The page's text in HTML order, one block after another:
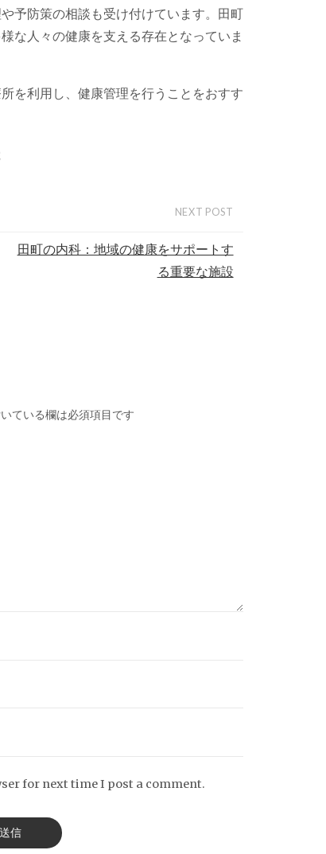
予防策の相談も受け付けています。田町
な人々の健康を支える存在となっていま
を利用し、健康管理を行うことをおすす
NEXT POST
田町の内科：地域の健康をサポートす
る重要な施設
ている欄は必須項目です
for next time I post a comment.